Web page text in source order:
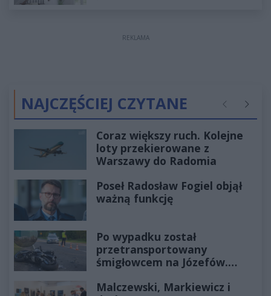
REKLAMA
NAJCZĘŚCIEJ CZYTANE Poprzednie
Coraz większy ruch. Kolejne
loty przekierowane z
Warszawy do Radomia
Poseł Radosław Fogiel objął
ważną funkcję
Po wypadku został
przetransportowany
śmigłowcem na Józefów.
Malczewski, Markiewicz i